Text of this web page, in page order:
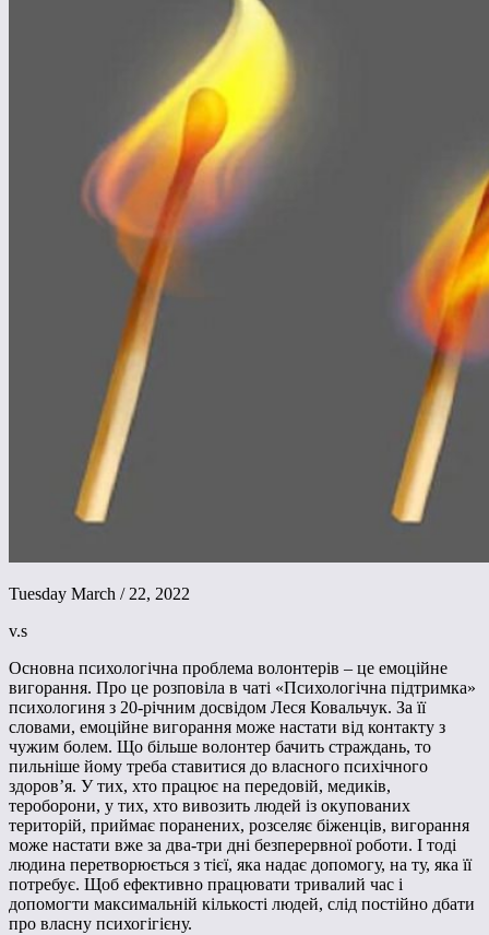
Tuesday March / 22, 2022
v.s
Основна психологічна проблема волонтерів – це емоційне
вигорання. Про це розповіла в чаті «Психологічна підтримка»
психологиня з 20-річним досвідом Леся Ковальчук. За її
словами, емоційне вигорання може настати від контакту з
чужим болем. Що більше волонтер бачить страждань, то
пильніше йому треба ставитися до власного психічного
здоров’я. У тих, хто працює на передовій, медиків,
тероборони, у тих, хто вивозить людей із окупованих
територій, приймає поранених, розселяє біженців, вигорання
може настати вже за два-три дні безперервної роботи. І тоді
людина перетворюється з тієї, яка надає допомогу, на ту, яка її
потребує. Щоб ефективно працювати тривалий час і
допомогти максимальній кількості людей, слід постійно дбати
про власну психогігієну.